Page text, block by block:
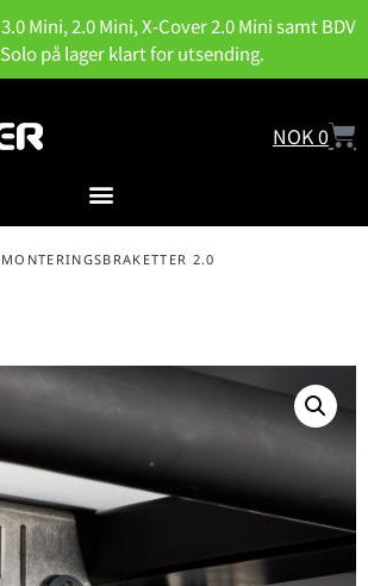
Mini, 2.0 Mini, X-Cover 2.0 Mini samt BDV
på lager klart for utsending.
NOK0
2.0